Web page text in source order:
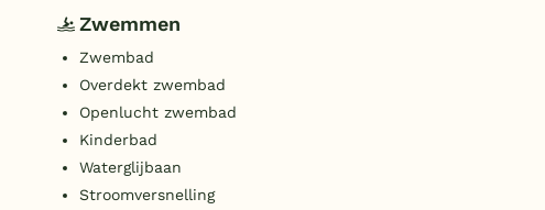
Zwemmen
Zwembad
Overdekt zwembad
Openlucht zwembad
Kinderbad
Waterglijbaan
Stroomversnelling